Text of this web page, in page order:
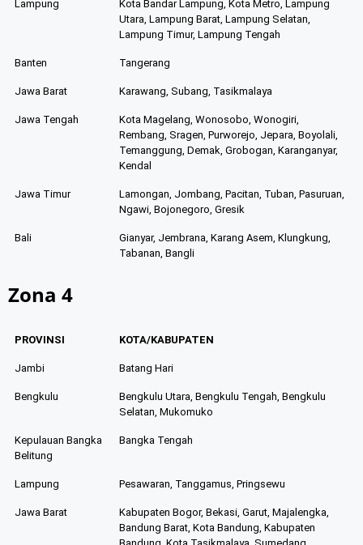
Lampung
Kota Bandar Lampung, Kota Metro, Lampung
Utara, Lampung Barat, Lampung Selatan,
Lampung Timur, Lampung Tengah
Banten Tangerang
Jawa Barat Karawang, Subang, Tasikmalaya
Jawa Tengah
Kota Magelang, Wonosobo, Wonogiri,
Rembang, Sragen, Purworejo, Jepara, Boyolali,
Temanggung, Demak, Grobogan, Karanganyar,
Kendal
Jawa Timur
Lamongan, Jombang, Pacitan, Tuban, Pasuruan,
Ngawi, Bojonegoro, Gresik
Bali
Gianyar, Jembrana, Karang Asem, Klungkung,
Tabanan, Bangli
Zona 4
PROVINSI KOTA/KABUPATEN
Jambi Batang Hari
Bengkulu
Bengkulu Utara, Bengkulu Tengah, Bengkulu
Selatan, Mukomuko
Kepulauan Bangka
Belitung
Bangka Tengah
Lampung Pesawaran, Tanggamus, Pringsewu
Jawa Barat
Kabupaten Bogor, Bekasi, Garut, Majalengka,
Bandung Barat, Kota Bandung, Kabupaten